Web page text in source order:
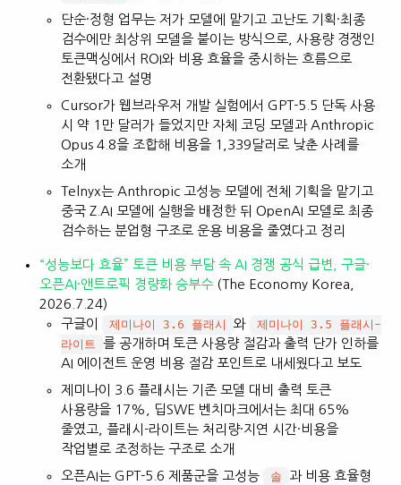
단순·정형 업무는 저가 모델에 맡기고 고난도 기획·최종
검수에만 최상위 모델을 붙이는 방식으로, 사용량 경쟁인
토큰맥싱에서 ROI와 비용 효율을 중시하는 흐름으로
전환됐다고 설명
Cursor가 웹브라우저 개발 실험에서 GPT-5.5 단독 사용
시 약 1만 달러가 들었지만 자체 코딩 모델과 Anthropic
Opus 4.8을 조합해 비용을 1,339달러로 낮춘 사례를
소개
Telnyx는 Anthropic 고성능 모델에 전체 기획을 맡기고
중국 Z.AI 모델에 실행을 배정한 뒤 OpenAI 모델로 최종
검수하는 분업형 구조로 운용 비용을 줄였다고 정리
“성능보다 효율” 토큰 비용 부담 속 AI 경쟁 공식 급변, 구글·
오픈AI·앤트로픽 경량화 승부수 (The Economy Korea,
2026.7.24)
구글이
제미나이 3.6 플래시 와
제미나이 3.5 플래시-
라이트 를 공개하며 토큰 사용량 절감과 출력 단가 인하를
AI 에이전트 운영 비용 절감 포인트로 내세웠다고 보도
제미나이 3.6 플래시는 기존 모델 대비 출력 토큰
사용량을 17%, 딥SWE 벤치마크에서는 최대 65%
줄였고, 플래시-라이트는 처리량·지연 시간·비용을
작업별로 조정하는 구조로 소개
오픈AI는 GPT-5.6 제품군을 고성능
솔 과 비용 효율형